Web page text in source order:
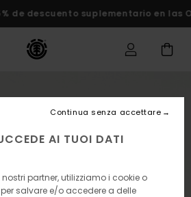
de descuento suplementario en las
AI TUOI DATI
partner, utilizziamo i cookie o
salvare e/o accedere a delle
Continua senza accettare